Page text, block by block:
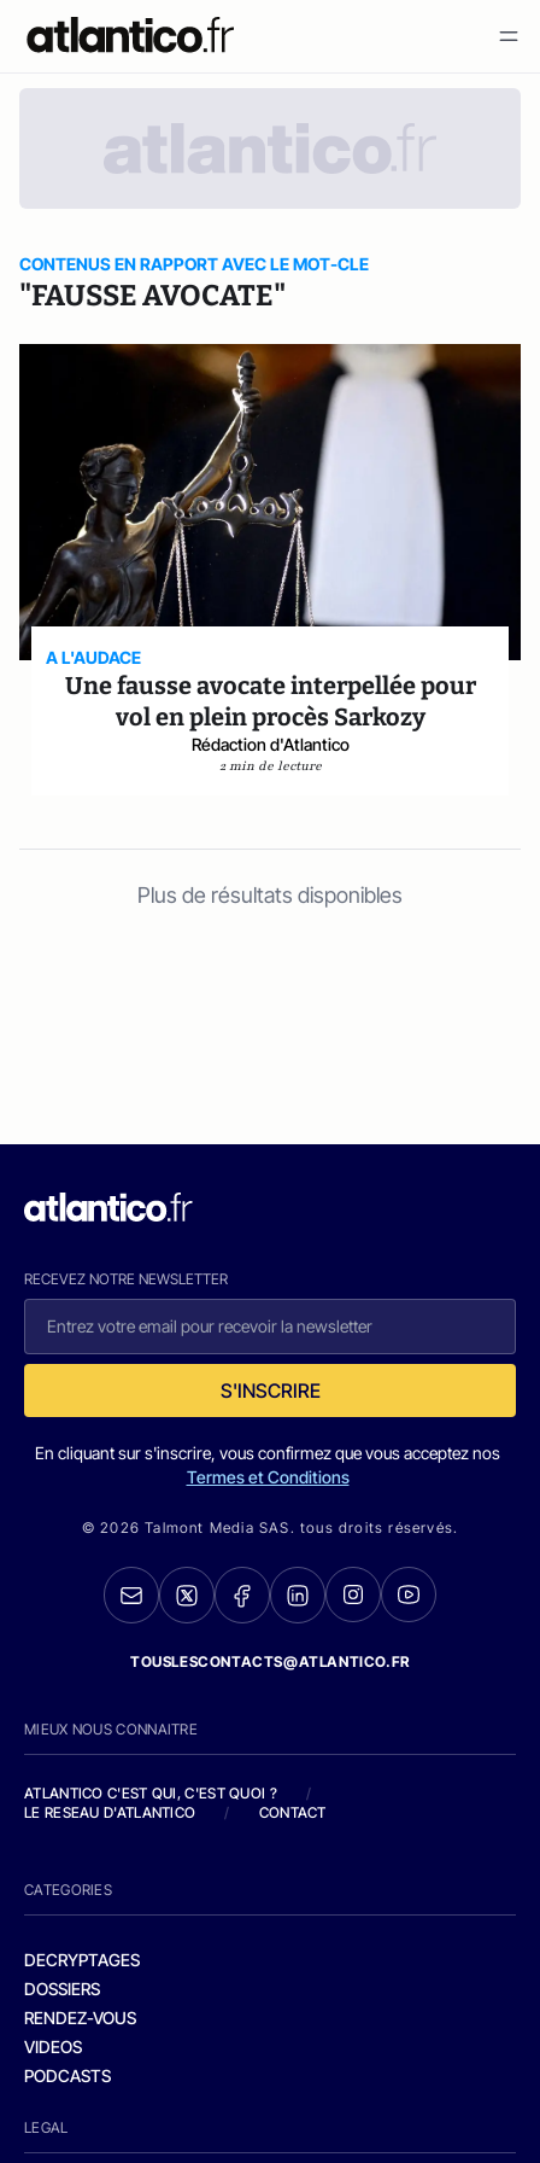
CONTENUS EN RAPPORT AVEC LE MOT-CLE
"FAUSSE AVOCATE"
A L'AUDACE
Une fausse avocate interpellée pour
vol en plein procès Sarkozy
Rédaction d'Atlantico
2 min de lecture
Plus de résultats disponibles
RECEVEZ NOTRE NEWSLETTER
S'INSCRIRE
En cliquant sur s'inscrire, vous confirmez que vous acceptez nos
Termes et Conditions
© 2026 Talmont Media SAS. tous droits réservés.
TOUSLESCONTACTS@ATLANTICO.FR
MIEUX NOUS CONNAITRE
ATLANTICO C'EST QUI, C'EST QUOI ?
/
LE RESEAU D'ATLANTICO
/ CONTACT
CATEGORIES
DECRYPTAGES
DOSSIERS
RENDEZ-VOUS
VIDEOS
PODCASTS
LEGAL